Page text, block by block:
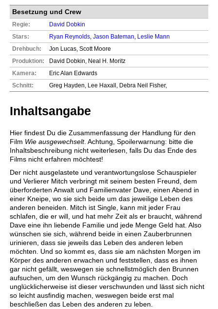
Besetzung und Crew
Regie:
David Dobkin
Stars:
Ryan Reynolds Jason Bateman Leslie Mann
Drehbuch:
Jon Lucas, Scott Moore
Produktion:
David Dobkin, Neal H. Moritz
Kamera:
Eric Alan Edwards
Schnitt:
Greg Hayden, Lee Haxall, Debra Neil Fisher,
Inhaltsangabe
Hier findest Du die Zusammenfassung der Handlung für den
Film Wie ausgewechselt. Achtung, Spoilerwarnung: bitte die
Inhaltsbeschreibung nicht weiterlesen, falls Du das Ende des
Films nicht erfahren möchtest!
Der nicht ausgelastete und verantwortungslose Schauspieler
und Verlierer Mitch verbringt mit seinem besten Freund, dem
überforderten Anwalt und Familienvater Dave, einen Abend in
einer Kneipe, wo sie sich beide um das jeweilige Leben des
anderen beneiden. Mitch ist Single, kann mit jeder Frau
schlafen, die er will, und hat mehr Zeit als er braucht, während
Dave eine ihn liebende Familie und jede Menge Geld hat. Also
wünschen sie sich, während beide in einen Zauberbrunnen
urinieren, dass sie jeweils das Leben des anderen leben
möchten. Und so kommt es, dass sie am nächsten Morgen im
Körper des anderen erwachen und feststellen, dass es ihnen
gar nicht gefällt, weswegen sie schnellstmöglich den Brunnen
aufsuchen, um den Wunsch rückgängig zu machen. Doch
unglücklicherweise ist dieser verschwunden und lässt sich nicht
so leicht ausfindig machen, weswegen beide erst mal
beschließen das Leben des anderen zu leben.